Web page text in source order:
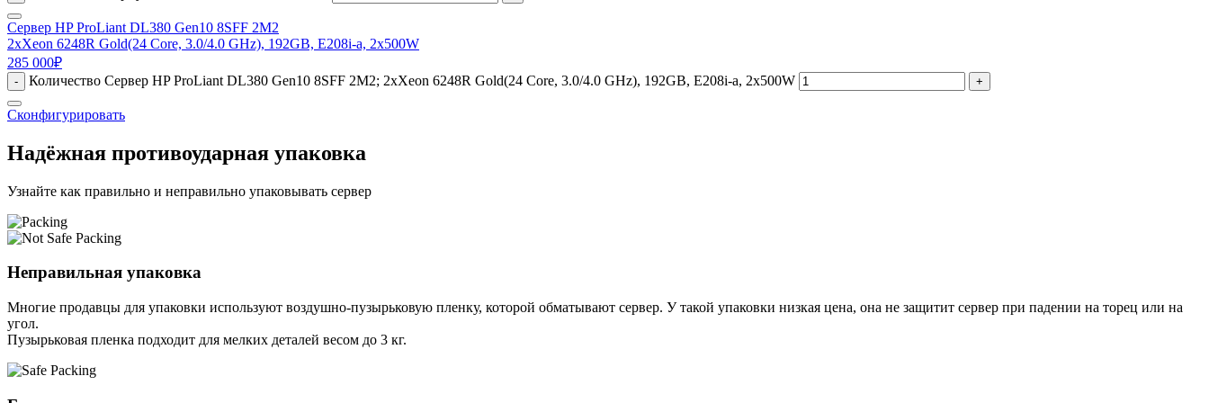
Сервер HP ProLiant DL380 Gen10 8SFF 2M2
2xXeon 6248R Gold(24 Core, 3.0/4.0 GHz), 192GB, E208i-a, 2x500W
285 000₽
- Количество Сервер HP ProLiant DL380 Gen10 8SFF 2M2; 2xXeon 6248R Gold(24 Core, 3.0/4.0 GHz), 192GB, E208i-a, 2x500W +
Сконфигурировать
Надёжная противоударная упаковка
Узнайте как правильно и неправильно упаковывать сервер
Неправильная упаковка
Многие продавцы для упаковки используют воздушно-пузырьковую пленку, которой обматывают сервер. У такой упаковки низкая цена, она не защитит сервер при падении на торец или на
угол.
Пузырьковая пленка подходит для мелких деталей весом до 3 кг.